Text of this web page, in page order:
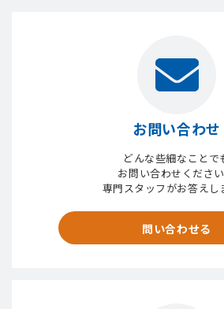
お問い合わせ
どんな些細なことで
お問い合わせください
専門スタッフがお答えし
問い合わせる